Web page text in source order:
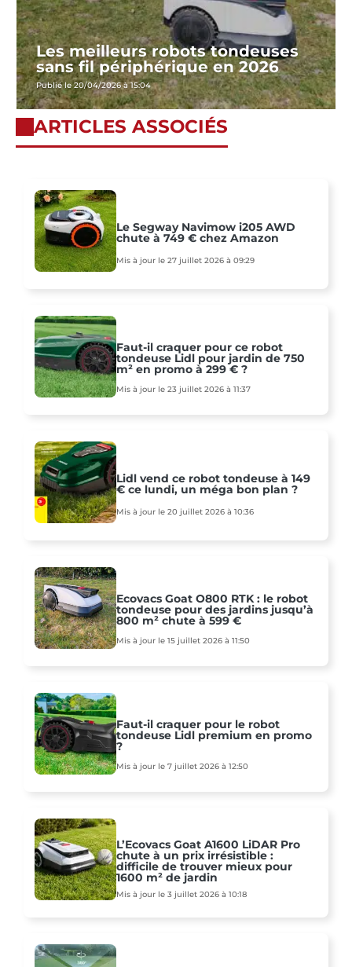
Les meilleurs robots tondeuses
sans fil périphérique en 2026
Publié le 20/04/2026 à 15:04
ARTICLES ASSOCIÉS
Le Segway Navimow i205 AWD
chute à 749 € chez Amazon
Mis à jour le 27 juillet 2026 à 09:29
Faut-il craquer pour ce robot
tondeuse Lidl pour jardin de 750
m² en promo à 299 € ?
Mis à jour le 23 juillet 2026 à 11:37
Lidl vend ce robot tondeuse à 149
€ ce lundi, un méga bon plan ?
Mis à jour le 20 juillet 2026 à 10:36
Ecovacs Goat O800 RTK : le robot
tondeuse pour des jardins jusqu’à
800 m² chute à 599 €
Mis à jour le 15 juillet 2026 à 11:50
Faut-il craquer pour le robot
tondeuse Lidl premium en promo
?
Mis à jour le 7 juillet 2026 à 12:50
L’Ecovacs Goat A1600 LiDAR Pro
chute à un prix irrésistible :
difficile de trouver mieux pour
1600 m² de jardin
Mis à jour le 3 juillet 2026 à 10:18